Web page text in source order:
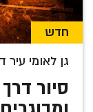
חדש
גן לאומי עיר
סיור